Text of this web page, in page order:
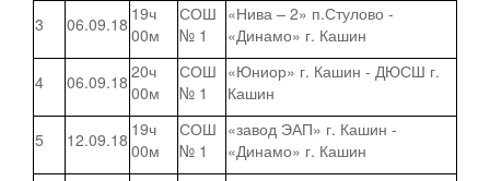
3 06.09.18 19ч
00м
СОШ
№ 1
«Нива – 2» п.Стулово -
«Динамо» г. Кашин
4 06.09.18 20ч
00м
СОШ
№ 1
«Юниор» г. Кашин - ДЮСШ г.
Кашин
5 12.09.18 19ч
00м
СОШ
№ 1
«завод ЭАП» г. Кашин -
«Динамо» г. Кашин